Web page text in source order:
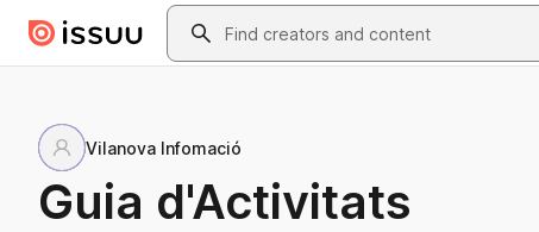
Skip to main contentSearch
Vilanova Infomació
Guia d'Activitats